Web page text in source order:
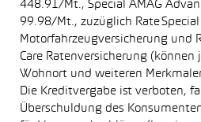
448.91/Mt., Special AMAG
99.98/Mt., zuzüglich Rate Special
Motorfahrzeugversicherung und
Care Ratenversicherung (können
Wohnort und weiteren
Die Kreditvergabe ist verboten,
Überschuldung des